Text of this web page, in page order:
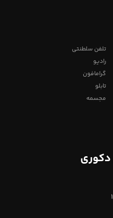
تلفن سلطنتی
رادیو
گرامافون
تابلو
مجسمه